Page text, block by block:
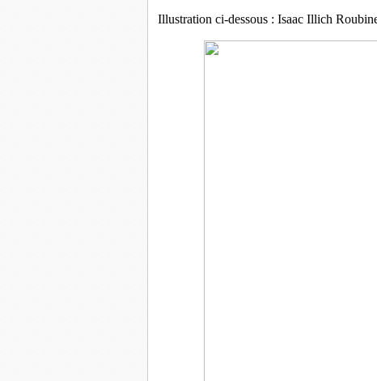
Illustration ci-dessous : Isaac Illich